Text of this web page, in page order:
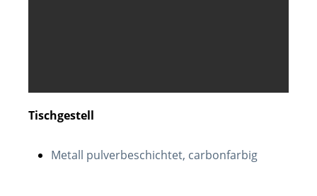
Tischgestell
Metall pulverbeschichtet, carbonfarbig